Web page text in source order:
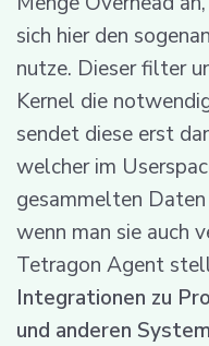
sich hier den
nutze. Dieser filter
Kernel die
sendet diese erst
welcher im
gesammelten
wenn man sie auch
Tetragon Agent
Integrationen zu
und anderen